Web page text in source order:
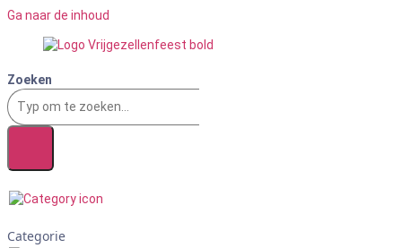
Ga naar de inhoud
Zoeken
Categorie